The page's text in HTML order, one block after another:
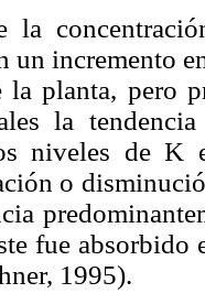
la
un incremento
la planta, pero
la
niveles de K
o
fue absorbido
1995).